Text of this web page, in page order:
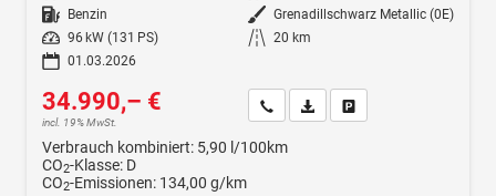
Kraftstoff Benzin Außenfarbe Grenadillschwarz Metallic (0E)
Leistung
96 kW (131 PS) Kilometerstand 20 km
01.03.2026
34.990,– €
incl. 19% MwSt.
Wir rufen Sie anFahrzeugexposé (PDF)
Verbrauch kombiniert: 5,90 l/100km
CO2-Klasse: D
CO2-Emissionen: 134,00 g/km